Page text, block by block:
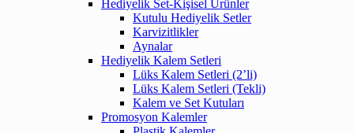
Hediyelik Set-Kişisel Ürünler
Kutulu Hediyelik Setler
Karvizitlikler
Aynalar
Hediyelik Kalem Setleri
Lüks Kalem Setleri (2’li)
Lüks Kalem Setleri (Tekli)
Kalem ve Set Kutuları
Promosyon Kalemler